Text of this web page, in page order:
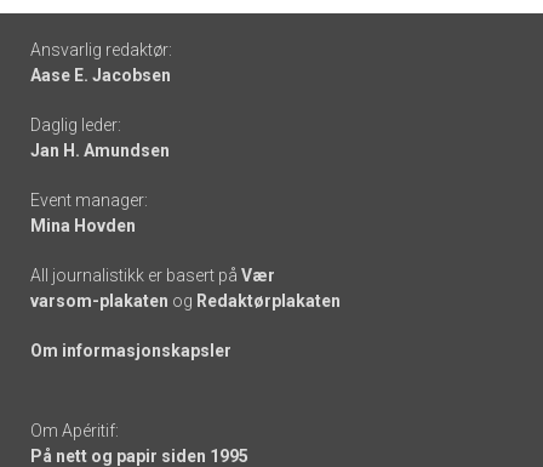
Footer
-
links
Ansvarlig redaktør:
Aase E. Jacobsen
Daglig leder:
Jan H. Amundsen
Event manager:
Mina Hovden
All journalistikk er basert på Vær
varsom-plakaten og Redaktørplakaten
Om informasjonskapsler
Om Apéritif:
På nett og papir siden 1995